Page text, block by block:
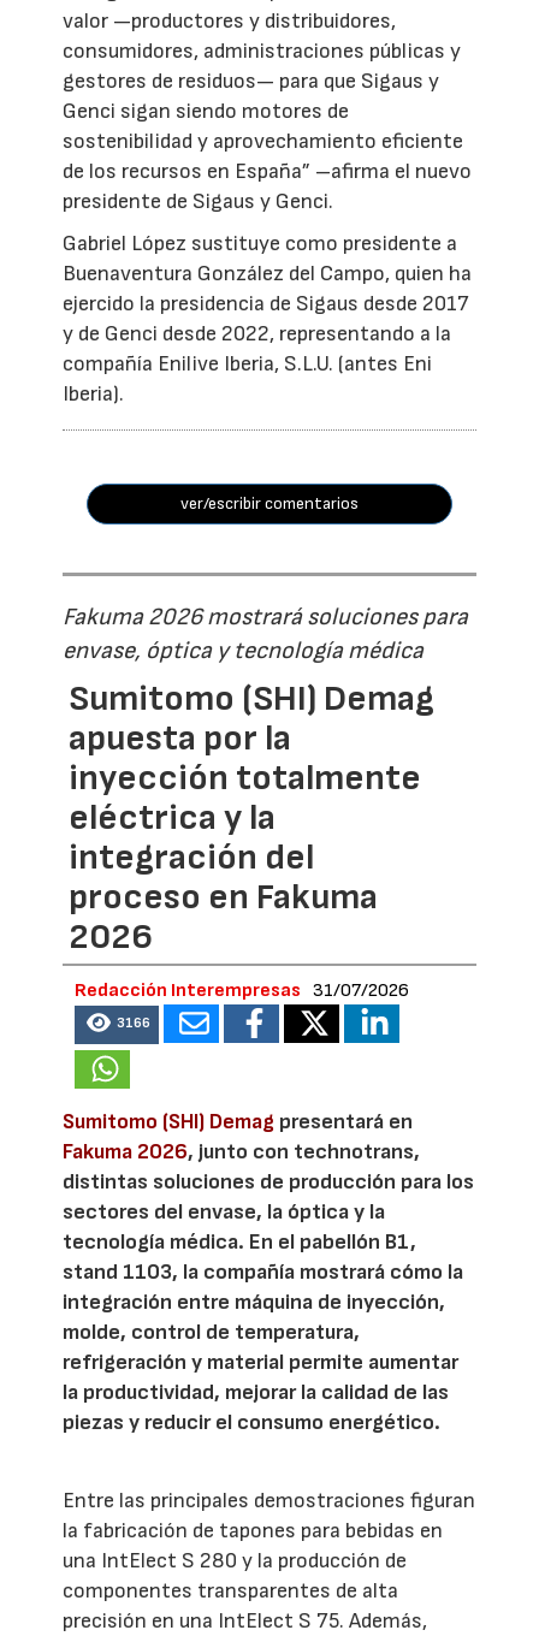
valor —productores y distribuidores,
consumidores, administraciones públicas y
gestores de residuos— para que Sigaus y
Genci sigan siendo motores de
sostenibilidad y aprovechamiento eficiente
de los recursos en España” –afirma el nuevo
presidente de Sigaus y Genci.
Gabriel López sustituye como presidente a
Buenaventura González del Campo, quien ha
ejercido la presidencia de Sigaus desde 2017
y de Genci desde 2022, representando a la
compañía Enilive Iberia, S.L.U. (antes Eni
Iberia).
ver/escribir comentarios
Fakuma 2026 mostrará soluciones para
envase, óptica y tecnología médica
Sumitomo (SHI) Demag
apuesta por la
inyección totalmente
eléctrica y la
integración del
proceso en Fakuma
2026
Redacción Interempresas 31/07/2026
3166
Sumitomo (SHI) Demag presentará en
Fakuma 2026, junto con technotrans,
distintas soluciones de producción para los
sectores del envase, la óptica y la
tecnología médica. En el pabellón B1,
stand 1103, la compañía mostrará cómo la
integración entre máquina de inyección,
molde, control de temperatura,
refrigeración y material permite aumentar
la productividad, mejorar la calidad de las
piezas y reducir el consumo energético.
Entre las principales demostraciones figuran
la fabricación de tapones para bebidas en
una IntElect S 280 y la producción de
componentes transparentes de alta
precisión en una IntElect S 75. Además,